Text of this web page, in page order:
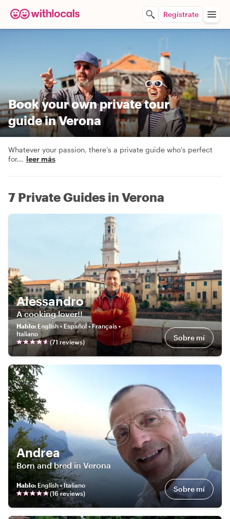
Regístrate
Book your own private tour
guide in Verona
Whatever your passion, there’s a private guide who’s perfect
for... leer más
7 Private Guides in Verona
Alessandro
A cooking lover!!
Hablo: English • Español • Français •
Italiano
(71 reviews) Sobre mí
Andrea
Born and bred in Verona
Hablo: English • Italiano
(16reviews) Sobre mí